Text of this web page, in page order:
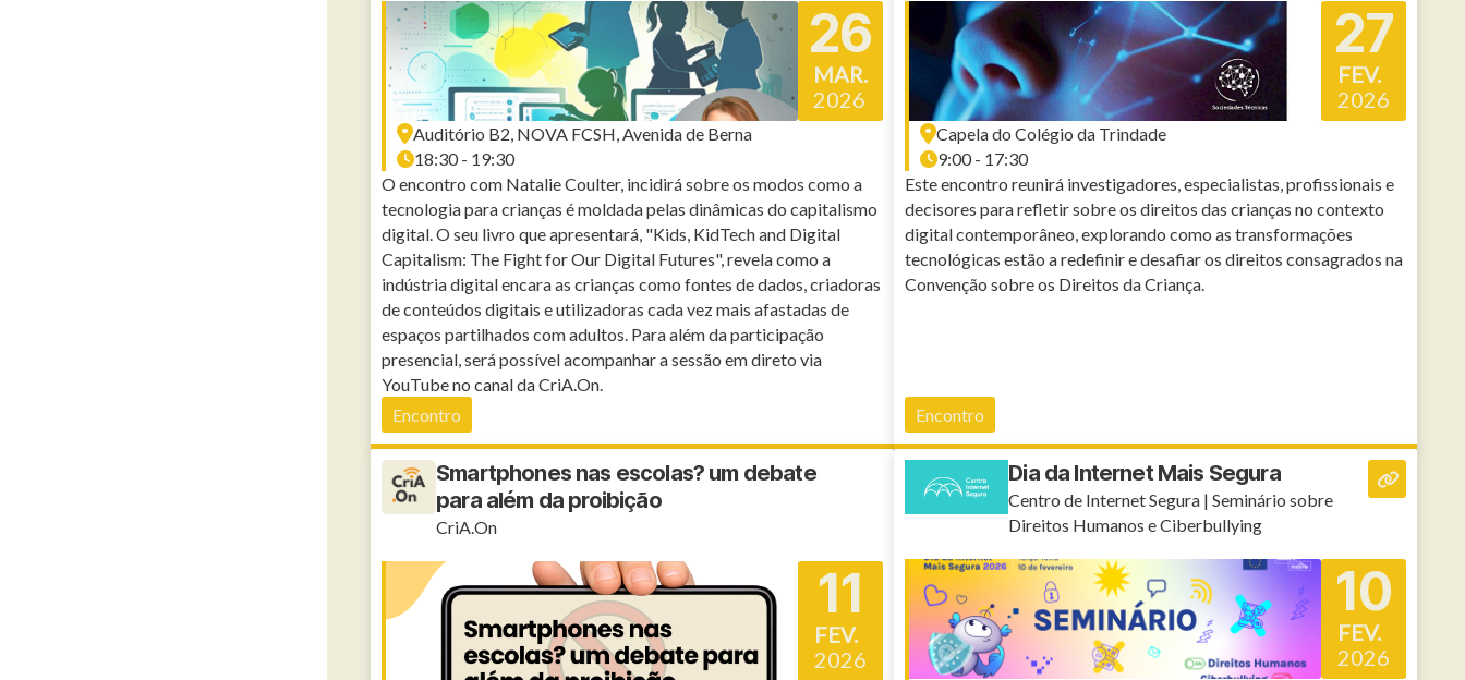
26
MAR.
2026
Auditório B2, NOVA FCSH, Avenida de Berna
18:30 - 19:30
O encontro com Natalie Coulter, incidirá sobre os modos como a
tecnologia para crianças é moldada pelas dinâmicas do capitalismo
digital. O seu livro que apresentará, "Kids, KidTech and Digital
Capitalism: The Fight for Our Digital Futures", revela como a
indústria digital encara as crianças como fontes de dados, criadoras
de conteúdos digitais e utilizadoras cada vez mais afastadas de
espaços partilhados com adultos. Para além da participação
presencial, será possível acompanhar a sessão em direto via
YouTube no canal da CriA.On.
Encontro
27
FEV.
2026
Capela do Colégio da Trindade
9:00 - 17:30
Este encontro reunirá investigadores, especialistas, profissionais e
decisores para refletir sobre os direitos das crianças no contexto
digital contemporâneo, explorando como as transformações
tecnológicas estão a redefinir e desafiar os direitos consagrados na
Convenção sobre os Direitos da Criança.
Encontro
Smartphones nas escolas? um debate
para além da proibição
CriA.On
11
FEV.
2026
Dia da Internet Mais Segura
Centro de Internet Segura | Seminário sobre
Direitos Humanos e Ciberbullying
10
FEV.
2026